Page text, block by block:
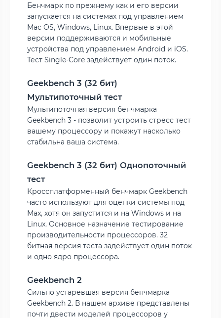
Бенчмарк по прежнему как и его версии
запускается на системах под управлением
Mac OS, Windows, Linux. Впервые в этой
версии поддерживаются и мобильные
устройства под управлением Android и iOS.
Тест Single-Core задействует один поток.
Geekbench 3 (32 бит)
Мультипоточный тест
Мультипоточная версия бенчмарка
Geekbench 3 - позволит устроить стресс тест
вашему процессору и покажут насколько
стабильна ваша система.
Geekbench 3 (32 бит) Однопоточный
тест
Кроссплатформенный бенчмарк Geekbench
часто используют для оценки системы под
Max, хотя он запустится и на Windows и на
Linux. Основное назначение тестирование
производительности процессоров. 32
битная версия теста задействует один поток
и одно ядро процессора.
Geekbench 2
Сильно устаревшая версия бенчмарка
Geekbench 2. В нашем архиве представлены
почти двести моделей процессоров у